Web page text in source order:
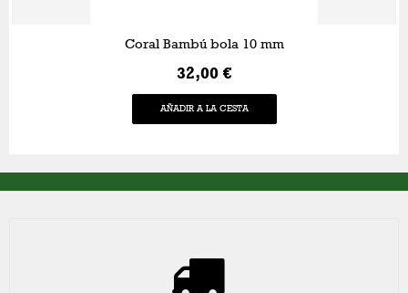
Coral Bambú bola 10 mm
32,00 €
AÑADIR A LA CESTA